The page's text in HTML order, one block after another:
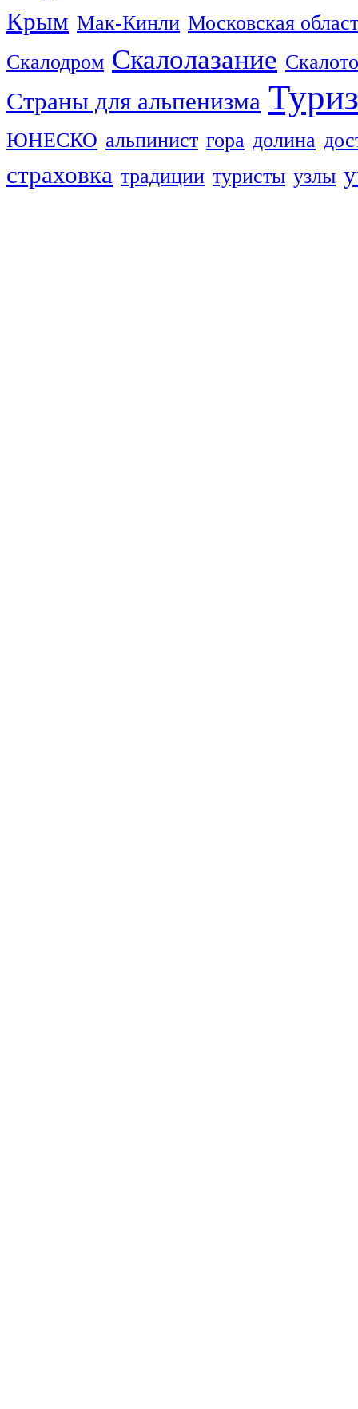
Крым Мак-Кинли Московская
Скалодром Скалолазание
Страны для альпенизма
ЮНЕСКО альпинист гора долина
страховка традиции туристы узлы